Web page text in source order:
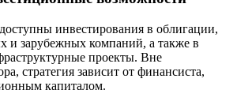
инвестирования в облигации,
и зарубежных компаний, а также в
проекты. Вне
стратегия зависит от финансиста,
капиталом.